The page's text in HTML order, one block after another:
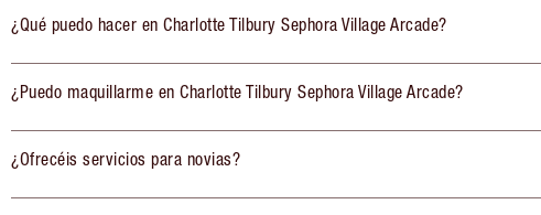
¿Qué puedo hacer en Charlotte Tilbury Sephora Village Arcade?
¿Puedo maquillarme en Charlotte Tilbury Sephora Village Arcade?
¿Ofrecéis servicios para novias?